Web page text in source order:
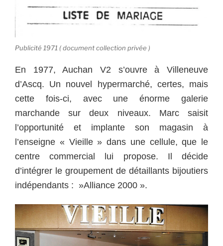
Publicité 1971 ( document collection privée )
En 1977, Auchan V2 s’ouvre à Villeneuve
d’Ascq. Un nouvel hypermarché, certes, mais
cette fois-ci, avec une énorme galerie
marchande sur deux niveaux. Marc saisit
l’opportunité et implante son magasin à
l’enseigne « Vieille » dans une cellule, que le
centre commercial lui propose. Il décide
d’intégrer le groupement de détaillants bijoutiers
indépendants : »Alliance 2000 ».